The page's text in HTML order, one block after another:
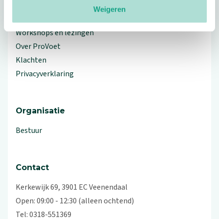
Weigeren
Workshops en lezingen
Over ProVoet
Klachten
Privacyverklaring
Organisatie
Bestuur
Contact
Kerkewijk 69, 3901 EC Veenendaal
Open: 09:00 - 12:30 (alleen ochtend)
Tel: 0318-551369